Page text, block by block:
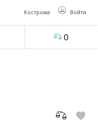
Кострома Войти
0